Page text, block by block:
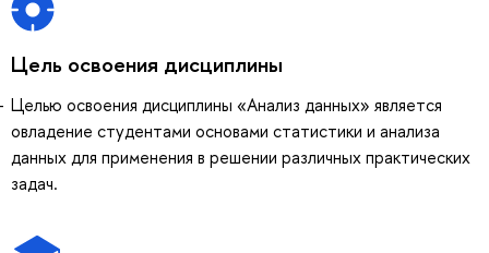
Цель освоения дисциплины
Целью освоения дисциплины «Анализ данных» является
овладение студентами основами статистики и анализа
данных для применения в решении различных практических
задач.